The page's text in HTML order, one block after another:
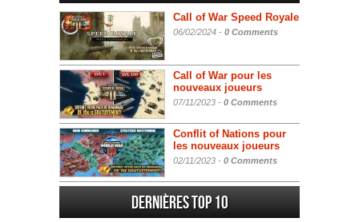
Call of War Speed Royale
06/02/2024 - 0 Comments
Call of War pour les
nouveaux joueurs
07/11/2023 - 0 Comments
Conflit of Nations pour
les nouveaux joueurs
02/11/2023 - 0 Comments
Dernières Top 10